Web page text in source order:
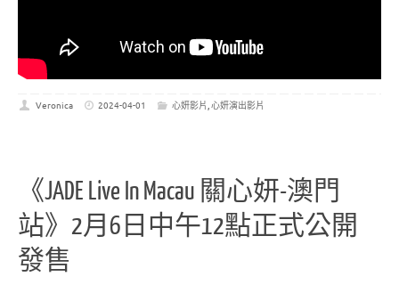
Veronica 2024-04-01 心妍影片,心妍演出影片
《JADE Live In Macau 關心妍-澳門
站》2月6日中午12點正式公開
發售